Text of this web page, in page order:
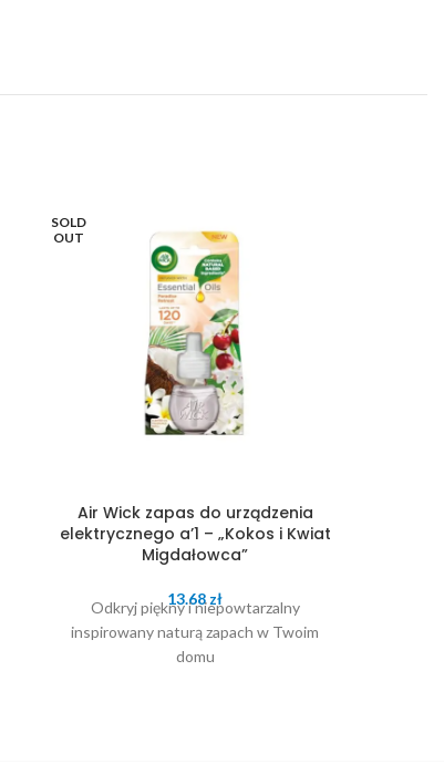
SOLD
OUT
Air Wick zapas do urządzenia
elektrycznego a’1 – „Kokos i Kwiat
Migdałowca”
13.68zł
Odkryj piękny i niepowtarzalny
inspirowany naturą zapach w Twoim
domu